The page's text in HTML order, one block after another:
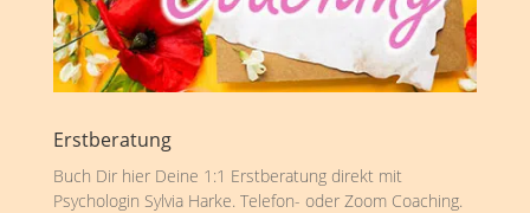
Erstberatung
Buch Dir hier Deine 1:1 Erstberatung direkt mit
Psychologin Sylvia Harke. Telefon- oder Zoom Coaching.